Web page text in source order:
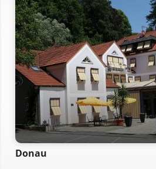
Donau